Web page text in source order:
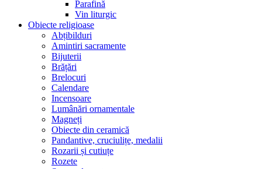
Parafină
Vin liturgic
Obiecte religioase
Abțibilduri
Amintiri sacramente
Bijuterii
Brățări
Brelocuri
Calendare
Incensoare
Lumânări ornamentale
Magneți
Obiecte din ceramică
Pandantive, cruciulițe, medalii
Rozarii și cutiuțe
Rozete